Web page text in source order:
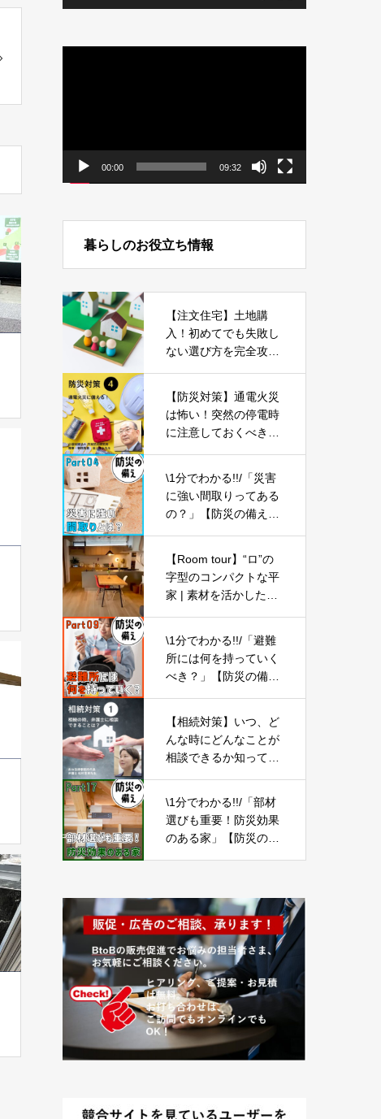
動
00:00 09:32
暮らしのお役立ち情報
【注文住宅】土地購
入！初めてでも失敗し
ない選び方を完全攻
【防災対策】通電火災
は怖い！突然の停電時
に注意しておくべきこ
\1分でわかる!!/「災害
に強い間取りってある
の？」【防災の備え
【Room tour】“ロ”の
字型のコンパクトな平
家 | 素材を活かしたナ
\1分でわかる!!/「避難
所には何を持っていく
べき？」【防災の備え
【相続対策】いつ、ど
んな時にどんなことが
相談できるか知ってお
\1分でわかる!!/「部材
選びも重要！防災効果
のある家」【防災の備